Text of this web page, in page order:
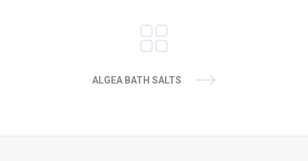
ALGEA BATH SALTS